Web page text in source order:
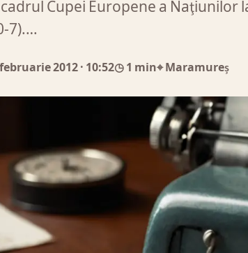
Cupei Europene a Naţiunilor
7).…
2012· 10:52◷ 1 min⌖ Maramureș